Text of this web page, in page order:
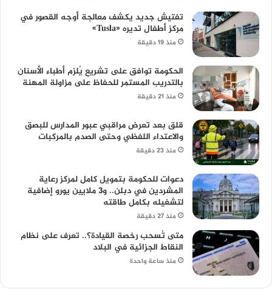
تفتيش جديد يكشف معالجة أوجه القصور في
مركز أطفال تديره «Tusla»
منذ 19 دقيقة
الحكومة توافق على تشريع يُلزم أطباء الأسنان
بالتدريب المستمر للحفاظ على مزاولة المهنة
منذ 21 دقيقة
قلق بعد تعرض مراقبي عبور المدارس للبصق
والاعتداء اللفظي وحتى الصدم بالمركبات
منذ 23 دقيقة
دعوات للحكومة بتمويل كامل لمركز رعاية
المشردين في دبلن.. و3 ملايين يورو إضافية
لتشغيله بكامل طاقته
منذ 27 دقيقة
متى تُسحب رخصة القيادة؟.. تعرف على نظام
النقاط الجزائية في البلاد
منذ ساعة واحدة